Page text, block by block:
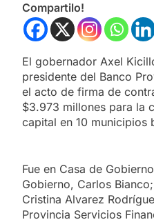
Compartilo!
El gobernador Axel
presidente del Banco
el acto de firma de
$3.973 millones para la
capital en 10 municipios
Fue en Casa de
Gobierno, Carlos
Cristina Alvarez
Provincia Servicios